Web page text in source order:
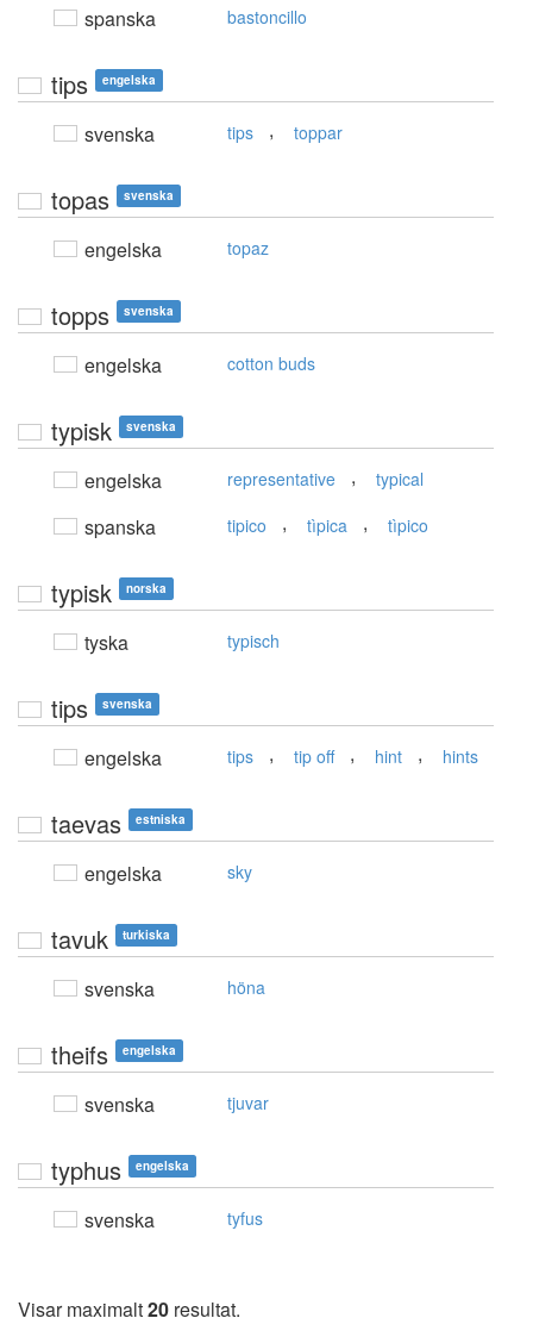
spanska bastoncillo
tips engelska
svenska tips , toppar
topas svenska
engelska topaz
topps svenska
engelska cotton buds
typisk svenska
engelska representative , typical
spanska tipico , tìpica , tìpico
typisk norska
tyska typisch
tips svenska
engelska tips , tip off , hint , hints
taevas estniska
engelska sky
tavuk turkiska
svenska höna
theifs engelska
svenska tjuvar
typhus engelska
svenska tyfus
Visar maximalt20 resultat.